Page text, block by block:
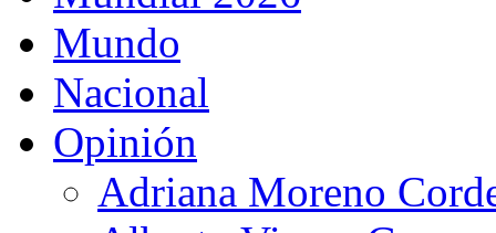
Mundo
Nacional
Opinión
Adriana Moreno